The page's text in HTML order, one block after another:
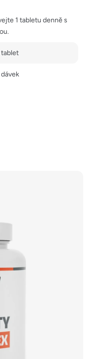
1 tabletu denně s
tablet
dávek